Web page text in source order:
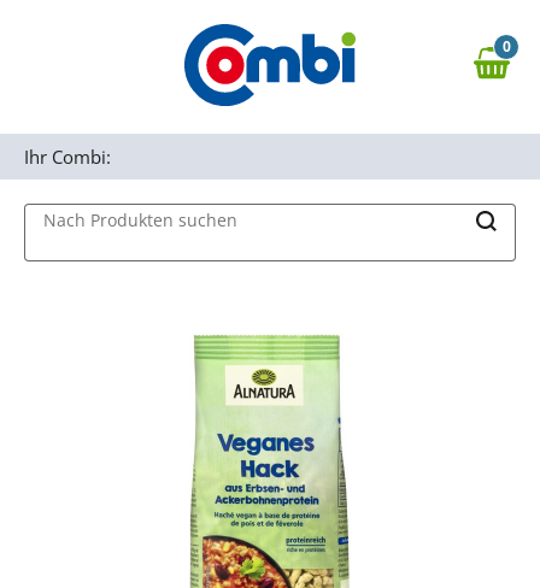
Zur Navigation springen
0,00 €
0
Nach Produkten suchen
Ihr Combi: